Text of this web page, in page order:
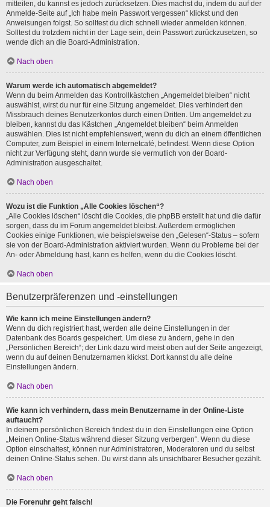
mitteilen, du kannst es jedoch zurücksetzen. Dies machst du, indem du auf der
Anmelde-Seite auf „Ich habe mein Passwort vergessen“ klickst und den
Anweisungen folgst. So solltest du dich schnell wieder anmelden können.
Solltest du trotzdem nicht in der Lage sein, dein Passwort zurückzusetzen, so
wende dich an die Board-Administration.
Nach oben
Warum werde ich automatisch abgemeldet?
Wenn du beim Anmelden das Kontrollkästchen „Angemeldet bleiben“ nicht
auswählst, wirst du nur für eine Sitzung angemeldet. Dies verhindert den
Missbrauch deines Benutzerkontos durch einen Dritten. Um angemeldet zu
bleiben, kannst du das Kästchen „Angemeldet bleiben“ beim Anmelden
auswählen. Dies ist nicht empfehlenswert, wenn du dich an einem öffentlichen
Computer, zum Beispiel in einem Internetcafé, befindest. Wenn diese Option
nicht zur Verfügung steht, dann wurde sie vermutlich von der Board-
Administration ausgeschaltet.
Nach oben
Wozu ist die Funktion „Alle Cookies löschen“?
„Alle Cookies löschen“ löscht die Cookies, die phpBB erstellt hat und die dafür
sorgen, dass du im Forum angemeldet bleibst. Außerdem ermöglichen
Cookies einige Funktionen, wie beispielsweise den „Gelesen“-Status – sofern
sie von der Board-Administration aktiviert wurden. Wenn du Probleme bei der
An- oder Abmeldung hast, kann es helfen, wenn du die Cookies löscht.
Nach oben
Benutzerpräferenzen und -einstellungen
Wie kann ich meine Einstellungen ändern?
Wenn du dich registriert hast, werden alle deine Einstellungen in der
Datenbank des Boards gespeichert. Um diese zu ändern, gehe in den
„Persönlichen Bereich“; der Link dazu wird meist oben auf der Seite angezeigt,
wenn du auf deinen Benutzernamen klickst. Dort kannst du alle deine
Einstellungen ändern.
Nach oben
Wie kann ich verhindern, dass mein Benutzername in der Online-Liste
auftaucht?
In deinem persönlichen Bereich findest du in den Einstellungen eine Option
„Meinen Online-Status während dieser Sitzung verbergen“. Wenn du diese
Option einschaltest, können nur Administratoren, Moderatoren und du selbst
deinen Online-Status sehen. Du wirst dann als unsichtbarer Besucher gezählt.
Nach oben
Die Forenuhr geht falsch!